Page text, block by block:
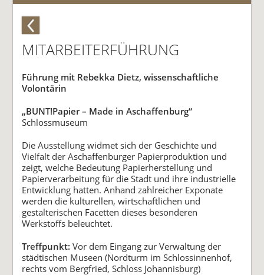
MITARBEITERFÜHRUNG
Führung mit Rebekka Dietz, wissenschaftliche
Volontärin
„BUNT!Papier – Made in Aschaffenburg“
Schlossmuseum
Die Ausstellung widmet sich der Geschichte und
Vielfalt der Aschaffenburger Papierproduktion und
zeigt, welche Bedeutung Papierherstellung und
Papierverarbeitung für die Stadt und ihre industrielle
Entwicklung hatten. Anhand zahlreicher Exponate
werden die kulturellen, wirtschaftlichen und
gestalterischen Facetten dieses besonderen
Werkstoffs beleuchtet.
Treffpunkt:Vor dem Eingang zur Verwaltung der
städtischen Museen (Nordturm im Schlossinnenhof,
rechts vom Bergfried, Schloss Johannisburg)